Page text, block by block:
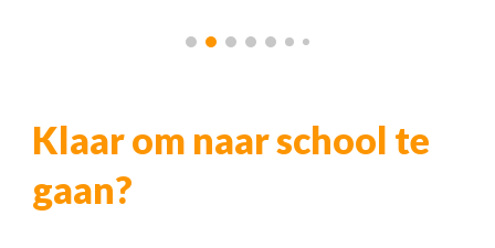
Klaar om naar school te
gaan?